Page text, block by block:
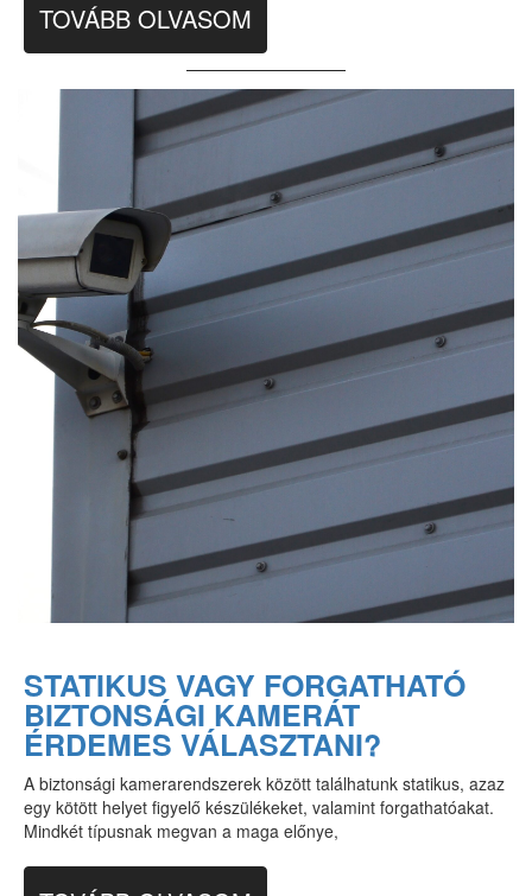
TOVÁBB OLVASOM
STATIKUS VAGY FORGATHATÓ
BIZTONSÁGI KAMERÁT
ÉRDEMES VÁLASZTANI?
A biztonsági kamerarendszerek között találhatunk statikus, azaz
egy kötött helyet figyelő készülékeket, valamint forgathatóakat.
Mindkét típusnak megvan a maga előnye,